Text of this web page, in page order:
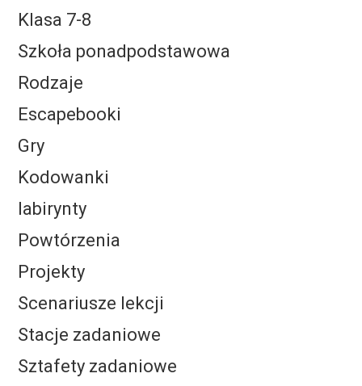
Klasa 7-8
Szkoła ponadpodstawowa
Rodzaje
Escapebooki
Gry
Kodowanki
labirynty
Powtórzenia
Projekty
Scenariusze lekcji
Stacje zadaniowe
Sztafety zadaniowe